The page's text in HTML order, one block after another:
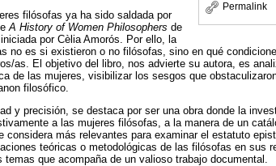
Permalink
filósofas ya ha sido saldada por
A History of Women Philosophers de
por Cèlia Amorós. Por ello, la
no es si existieron o no filósofas, sino en qué
as. El objetivo del libro, nos advierte su autora, es
de las mujeres, visibilizar los sesgos que
filosófico.
y precisión, se destaca por ser una obra donde la
a las mujeres filósofas, a la manera de un
más relevantes para examinar el estatuto
teóricas o metodológicas de las filósofas en sus
que acompaña de un valioso trabajo documental.